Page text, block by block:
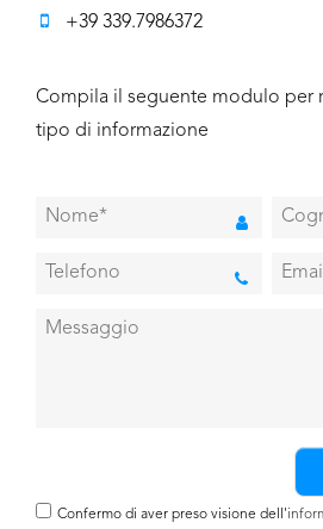
+39 339.7986372
Compila il seguente modulo per
tipo di informazione
Confermo di aver preso visione dell'